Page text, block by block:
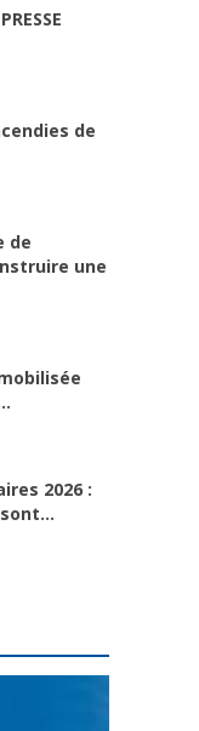
de
de
une
2026 :